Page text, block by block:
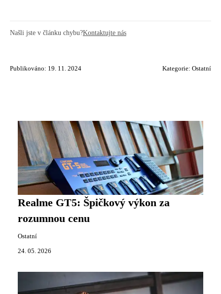
Našli jste v článku chybu?Kontaktujte nás
Publikováno: 19. 11. 2024 Kategorie: Ostatní
Realme GT5: Špičkový výkon za
rozumnou cenu
Ostatní
24. 05. 2026